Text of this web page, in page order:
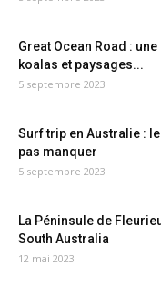
Great Ocean Road :
koalas et paysages...
5 septembre 2023
Surf trip en Australie :
pas manquer
5 septembre 2023
La Péninsule de
South Australia
12 mai 2023